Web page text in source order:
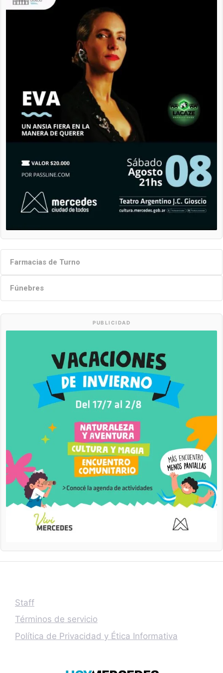
Farmacias de Turno
Fúnebres
PUBLICIDAD
Staff
Términos de servicio
Política de Privacidad y Ética Informativa